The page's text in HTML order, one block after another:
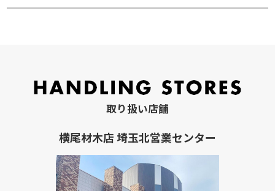
取り扱い店舗
横尾材木店 埼玉北営業センター